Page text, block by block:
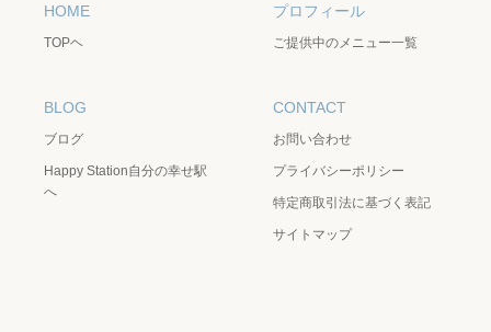
HOME
TOPヘ
プロフィール
ご提供中のメニュー一覧
BLOG
ブログ
Happy Station自分の幸せ駅
へ
CONTACT
お問い合わせ
プライバシーポリシー
特定商取引法に基づく表記
サイトマップ